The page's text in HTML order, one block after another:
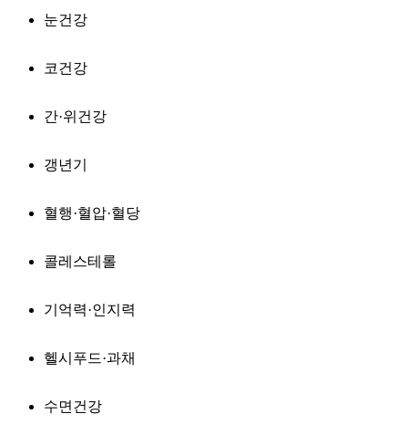
눈건강
코건강
간·위건강
갱년기
혈행·혈압·혈당
콜레스테롤
기억력·인지력
헬시푸드·과채
수면건강